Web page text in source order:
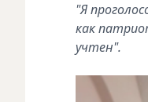
"Я
как
учтен".